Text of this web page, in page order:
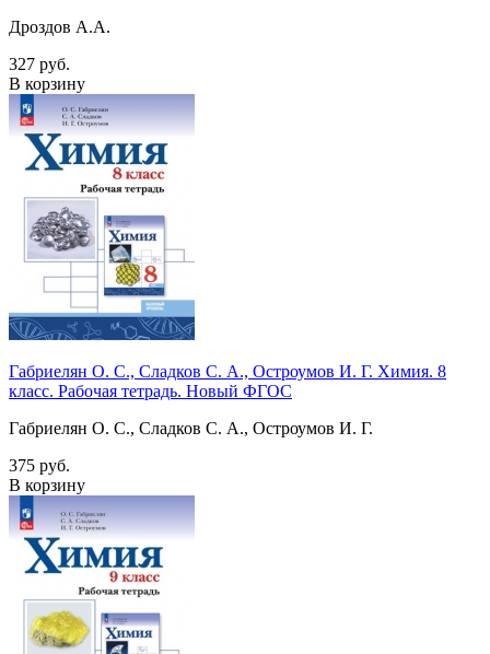
Дроздов А.А.
327 руб.
В корзину
Габриелян О. С., Сладков С. А., Остроумов И. Г. Химия. 8
класс. Рабочая тетрадь. Новый ФГОС
Габриелян О. С., Сладков С. А., Остроумов И. Г.
375 руб.
В корзину